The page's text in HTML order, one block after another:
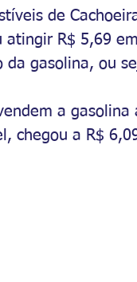
de
atingir R$ 5,69
gasolina, ou
a
chegou a R$